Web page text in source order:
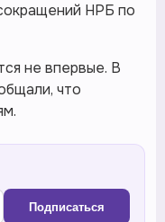
НРБ по
не впервые. В
что
Подписаться